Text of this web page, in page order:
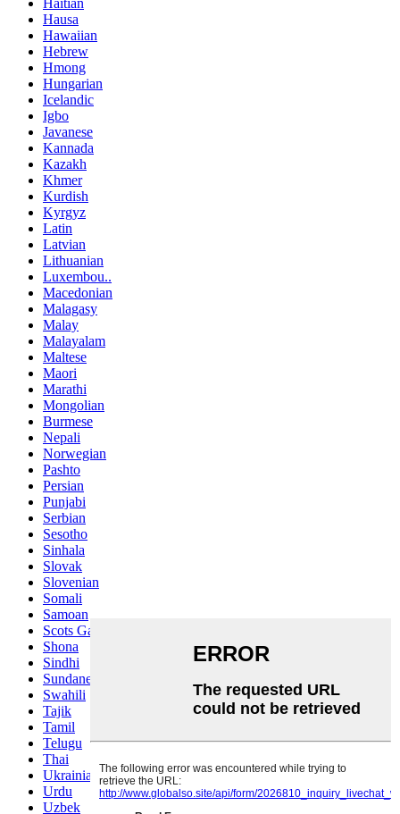
Hausa
Hawaiian
Hebrew
Hmong
Hungarian
Icelandic
Igbo
Javanese
Kannada
Kazakh
Khmer
Kurdish
Kyrgyz
Latin
Latvian
Lithuanian
Luxembou..
Macedonian
Malagasy
Malay
Malayalam
Maltese
Maori
Marathi
Mongolian
Burmese
Nepali
Norwegian
Pashto
Persian
Punjabi
Serbian
Sesotho
Sinhala
Slovak
Slovenian
Somali
Samoan
Scots Gaelic
Shona
Sindhi
Sundanese
Swahili
Tajik
Tamil
Telugu
Thai
Ukrainian
Urdu
Uzbek